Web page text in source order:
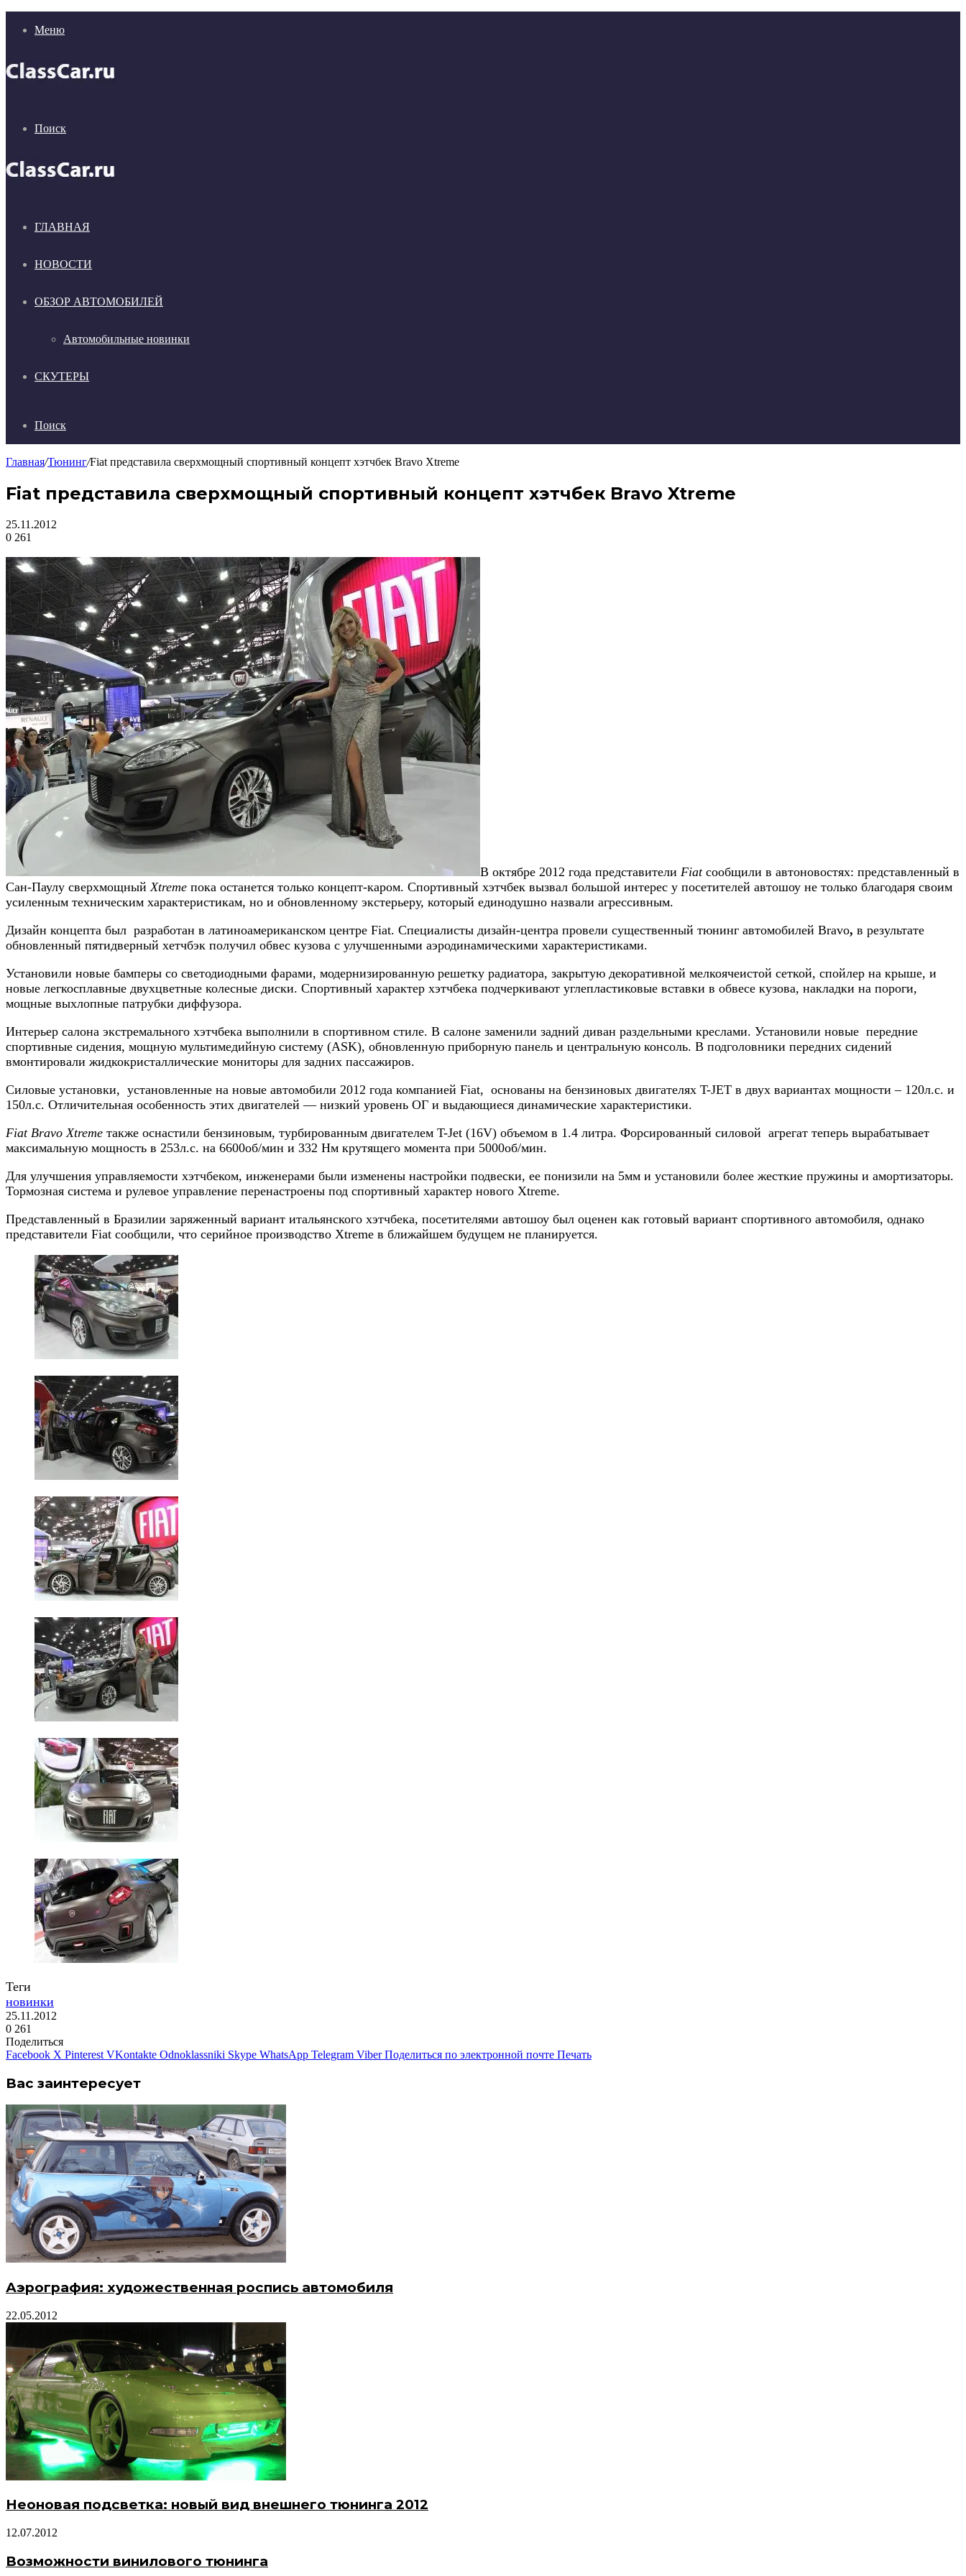
Меню
Поиск
ГЛАВНАЯ
НОВОСТИ
ОБЗОР АВТОМОБИЛЕЙ
Автомобильные новинки
СКУТЕРЫ
Поиск
Главная/Тюнинг/Fiat представила сверхмощный спортивный концепт хэтчбек Bravo Xtreme
Fiat представила сверхмощный спортивный концепт хэтчбек Bravo Xtreme
25.11.2012
0 261
В октябре 2012 года представители Fiatсообщили в автоновостях: представленный в
Сан-Паулу сверхмощный Xtreme пока останется только концепт-каром. Спортивный хэтчбек вызвал большой интерес у посетителей автошоу не только благодаря своим
усиленным техническим характеристикам, но и обновленному экстерьеру, который единодушно назвали агрессивным.
Дизайн концепта был разработан в латиноамериканском центре Fiat. Специалисты дизайн-центра провели существенный тюнинг автомобилей Bravo, в результате
обновленный пятидверный хетчбэк получил обвес кузова с улучшенными аэродинамическими характеристиками.
Установили новые бамперы со светодиодными фарами, модернизированную решетку радиатора, закрытую декоративной мелкоячеистой сеткой, спойлер на крыше, и
новые легкосплавные двухцветные колесные диски. Спортивный характер хэтчбека подчеркивают углепластиковые вставки в обвесе кузова, накладки на пороги,
мощные выхлопные патрубки диффузора.
Интерьер салона экстремального хэтчбека выполнили в спортивном стиле. В салоне заменили задний диван раздельными креслами. Установили новые передние
спортивные сидения, мощную мультимедийную систему (ASK), обновленную приборную панель и центральную консоль. В подголовники передних сидений
вмонтировали жидкокристаллические мониторы для задних пассажиров.
Силовые установки, установленные на новые автомобили 2012 года компанией Fiat, основаны на бензиновых двигателях T-JET в двух вариантах мощности – 120л.с. и
150л.с. Отличительная особенность этих двигателей — низкий уровень ОГ и выдающиеся динамические характеристики.
Fiat Bravo Xtreme также оснастили бензиновым, турбированным двигателем T-Jet (16V) объемом в 1.4 литра. Форсированный силовой агрегат теперь вырабатывает
максимальную мощность в 253л.с. на 6600об/мин и 332 Нм крутящего момента при 5000об/мин.
Для улучшения управляемости хэтчбеком, инженерами были изменены настройки подвески, ее понизили на 5мм и установили более жесткие пружины и амортизаторы.
Тормозная система и рулевое управление перенастроены под спортивный характер нового Xtreme.
Представленный в Бразилии заряженный вариант итальянского хэтчбека, посетителями автошоу был оценен как готовый вариант спортивного автомобиля, однако
представители Fiat сообщили, что серийное производство Xtreme в ближайшем будущем не планируется.
Теги
новинки
25.11.2012
0 261
Поделиться
Facebook X Pinterest VKontakte Odnoklassniki Skype WhatsApp Telegram Viber Поделиться по электронной почте Печать
Вас заинтересует
Аэрография: художественная роспись автомобиля
22.05.2012
Неоновая подсветка: новый вид внешнего тюнинга 2012
12.07.2012
Возможности винилового тюнинга